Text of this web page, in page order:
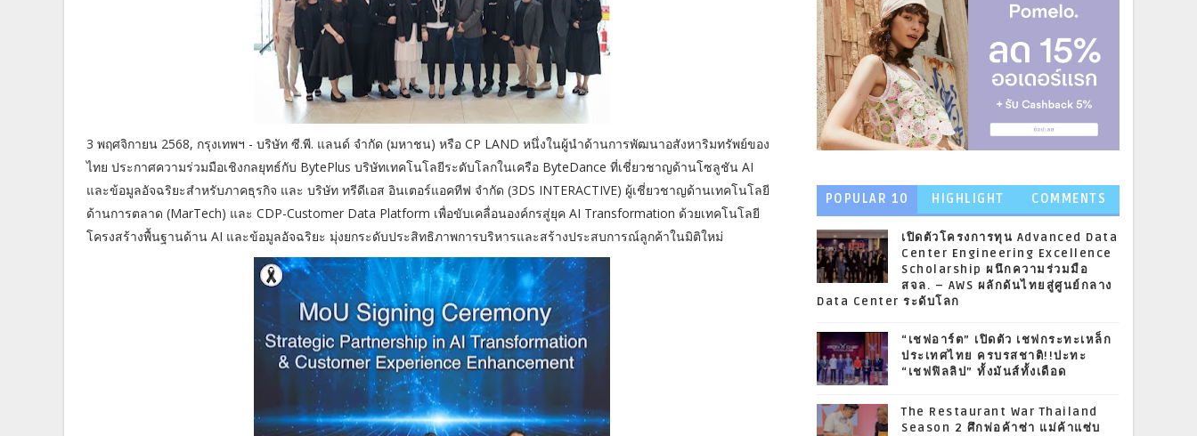
3 พฤศจิกายน 2568, กรุงเทพฯ - บริษัท ซี.พี. แลนด์ จำกัด (มหาชน) หรือ CP LAND หนึ่งในผู้นำด้านการพัฒนาอสังหาริมทรัพย์ของ
ไทย ประกาศความร่วมมือเชิงกลยุทธ์กับ BytePlus บริษัทเทคโนโลยีระดับโลกในเครือ ByteDance ที่เชี่ยวชาญด้านโซลูชัน AI
และข้อมูลอัจฉริยะสำหรับภาคธุรกิจ และ บริษัท ทรีดีเอส อินเตอร์แอคทีฟ จำกัด (3DS INTERACTIVE) ผู้เชี่ยวชาญด้านเทคโนโลยี
ด้านการตลาด (MarTech) และ CDP-Customer Data Platform เพื่อขับเคลื่อนองค์กรสู่ยุค AI Transformation ด้วยเทคโนโลยี
โครงสร้างพื้นฐานด้าน AI และข้อมูลอัจฉริยะ มุ่งยกระดับประสิทธิภาพการบริหารและสร้างประสบการณ์ลูกค้าในมิติใหม่
POPULAR 10
HIGHLIGHT
COMMENTS
เปิดตัวโครงการทุน Advanced Data
Center Engineering Excellence
Scholarship ผนึกความร่วมมือ
สจล. – AWS ผลักดันไทยสู่ศูนย์กลาง
Data Center ระดับโลก
“เชฟอาร์ต” เปิดตัว เชฟกระทะเหล็ก
ประเทศไทย ครบรสชาติ!!ปะทะ
“เชฟฟิลลิป” ทั้งมันส์ทั้งเดือด
The Restaurant War Thailand
Season 2 ศึกพ่อค้าซ่า แม่ค้าแซ่บ